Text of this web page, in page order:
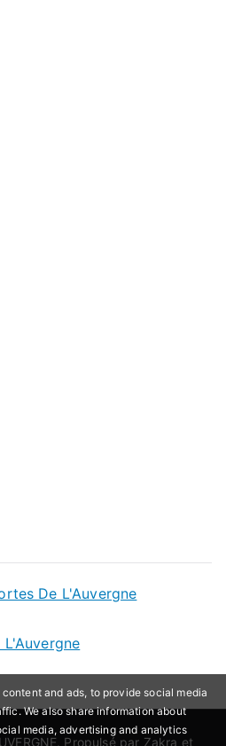
De L'Auvergne
. Propulsé par Zakra et
and ads, to provide social media
We also share information about
media, advertising and analytics